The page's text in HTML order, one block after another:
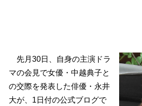
先月30日、自身の主演ドラ
マの会見で女優・中越典子と
の交際を発表した俳優・永井
大が、1日付の公式ブログで